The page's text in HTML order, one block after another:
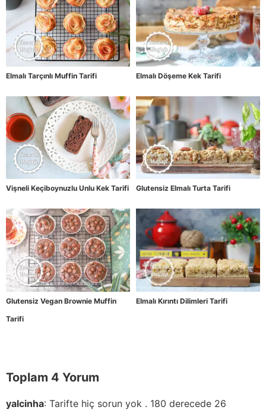
Elmalı Tarçınlı Muffin Tarifi Elmalı Döşeme Kek Tarifi
Vişneli Keçiboynuzlu Unlu Kek Tarifi Glutensiz Elmalı Turta Tarifi
Glutensiz Vegan Brownie Muffin
Tarifi
Elmalı Kırıntı Dilimleri Tarifi
Toplam 4 Yorum
yalcinha: Tarifte hiç sorun yok . 180 derecede 26